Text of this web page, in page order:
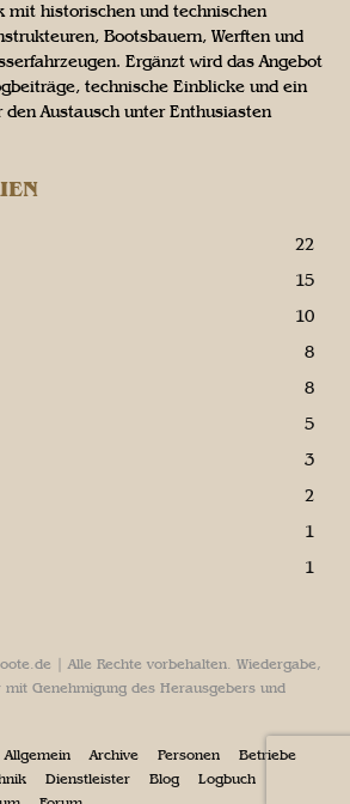
mit historischen und technischen
Bootsbauern, Werften und
Ergänzt wird das Angebot
technische Einblicke und ein
den Austausch unter Enthusiasten
22
15
10
8
8
5
3
2
1
1
| Alle Rechte vorbehalten. Wiedergabe,
mit Genehmigung des Herausgebers und
Allgemein Archive Personen
Betriebe
Dienstleister Blog
Logbuch